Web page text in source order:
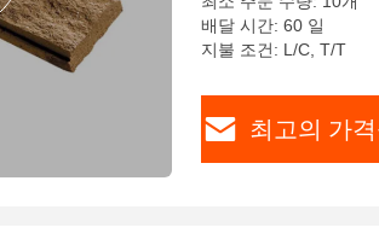
배달 시간: 60 일
지불 조건: L/C, T/T
최고의 가